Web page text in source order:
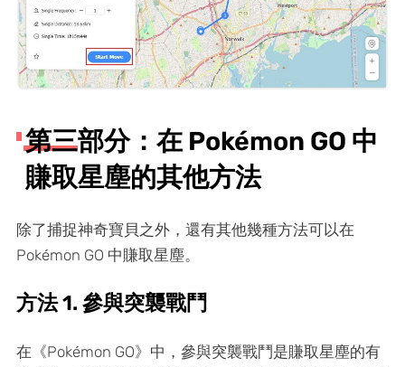
第三部分：在 Pokémon GO 中
賺取星塵的其他方法
除了捕捉神奇寶貝之外，還有其他幾種方法可以在
Pokémon GO 中賺取星塵。
方法 1. 參與突襲戰鬥
在《Pokémon GO》中，參與突襲戰鬥是賺取星塵的有